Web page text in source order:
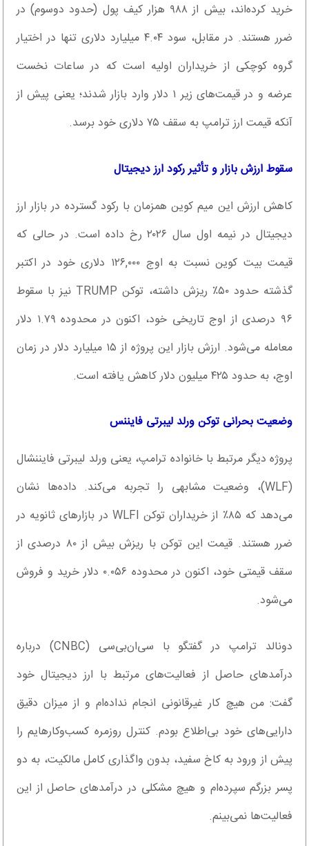
خرید کرده‌اند، بیش از ۹۸۸ هزار کیف پول (حدود دوسوم) در
ضرر هستند. در مقابل، سود ۴.۰۴ میلیارد دلاری تنها در اختیار
گروه کوچکی از خریداران اولیه است که در ساعات نخست
عرضه و در قیمت‌های زیر ۱ دلار وارد بازار شدند؛ یعنی پیش از
آنکه قیمت ارز ترامپ به سقف ۷۵ دلاری خود برسد.
سقوط ارزش بازار و تأثیر رکود ارز دیجیتال
کاهش ارزش این میم کوین همزمان با رکود گسترده در بازار ارز
دیجیتال در نیمه اول سال ۲۰۲۶ رخ داده است. در حالی که
قیمت بیت کوین نسبت به اوج ۱۲۶,۰۰۰ دلاری خود در اکتبر
گذشته حدود ۵۰٪ ریزش داشته، توکن TRUMP نیز با سقوط
۹۶ درصدی از اوج تاریخی خود، اکنون در محدوده ۱.۷۹ دلار
معامله می‌شود. ارزش بازار این پروژه از ۱۵ میلیارد دلار در زمان
اوج، به حدود ۴۲۵ میلیون دلار کاهش یافته است.
وضعیت بحرانی توکن ورلد لیبرتی فایننس
پروژه دیگر مرتبط با خانواده ترامپ، یعنی ورلد لیبرتی فایننشال
(WLF)، وضعیت مشابهی را تجربه می‌کند. داده‌ها نشان
می‌دهد که ۸۵٪ از خریداران توکن WLFI در بازارهای ثانویه در
ضرر هستند. قیمت این توکن با ریزش بیش از ۸۰ درصدی از
سقف قیمتی خود، اکنون در محدوده ۰.۰۵۶ دلار خرید و فروش
می‌شود.
دونالد ترامپ در گفتگو با سی‌ان‌بی‌سی (CNBC) درباره
درآمدهای حاصل از فعالیت‌های مرتبط با ارز دیجیتال خود
گفت: من هیچ کار غیرقانونی انجام نداده‌ام و از میزان دقیق
دارایی‌های خود بی‌اطلاع بودم. کنترل روزمره کسب‌وکارهایم را
پیش از ورود به کاخ سفید، بدون واگذاری کامل مالکیت، به دو
پسر بزرگم سپرده‌ام و هیچ مشکلی در درآمدهای حاصل از این
فعالیت‌ها نمی‌بینم.